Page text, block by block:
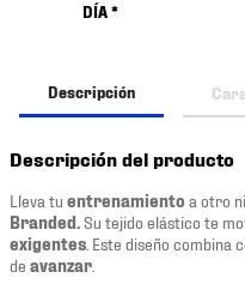
DÍA *
Descripción
Descripción del producto
Lleva tu entrenamiento a otro
Branded. Su tejido elástico te
exigentes . Este diseño
de avanzar